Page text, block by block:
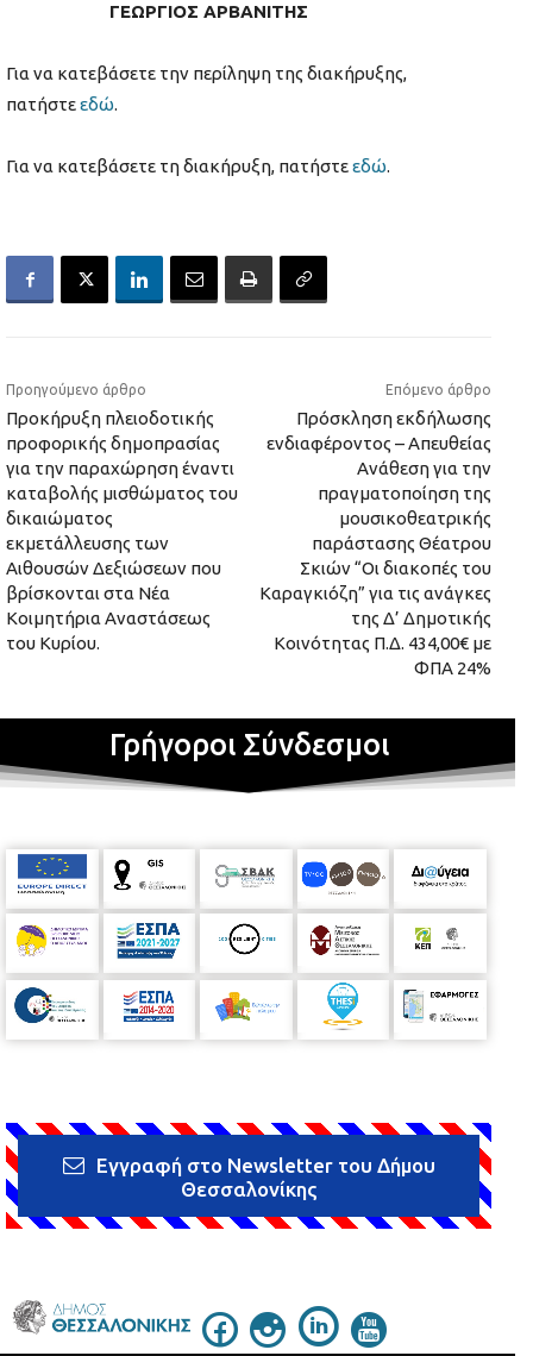
ΓΕΩΡΓΙΟΣ ΑΡΒΑΝΙΤΗΣ
Για να κατεβάσετε την περίληψη της διακήρυξης,
πατήστεεδώ.
Για να κατεβάσετε τη διακήρυξη, πατήστεεδώ.
Προηγούμενο άρθρο
Προκήρυξη πλειοδοτικής
προφορικής δημοπρασίας
για την παραχώρηση έναντι
καταβολής μισθώματος του
δικαιώματος
εκμετάλλευσης των
Αιθουσών Δεξιώσεων που
βρίσκονται στα Νέα
Κοιμητήρια Αναστάσεως
του Κυρίου.
Επόμενο άρθρο
Πρόσκληση εκδήλωσης
ενδιαφέροντος – Απευθείας
Ανάθεση για την
πραγματοποίηση της
μουσικοθεατρικής
παράστασης Θέατρου
Σκιών “Οι διακοπές του
Καραγκιόζη” για τις ανάγκες
της Δ’ Δημοτικής
Κοινότητας Π.Δ. 434,00€ με
ΦΠΑ 24%
Γρήγοροι Σύνδεσμοι
Εγγραφή στο Newsletter του Δήμου
Θεσσαλονίκης